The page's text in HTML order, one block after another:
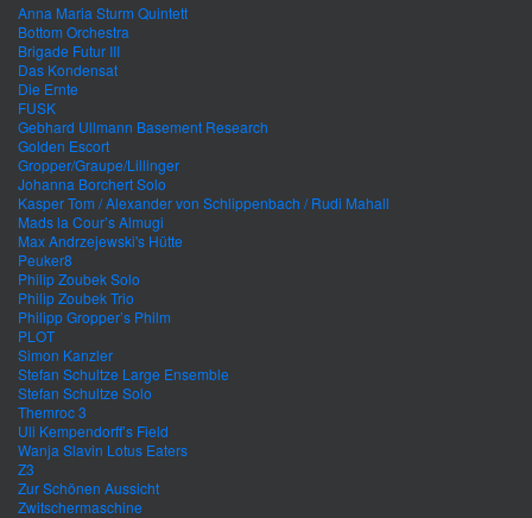
Anna Maria Sturm Quintett
Bottom Orchestra
Brigade Futur III
Das Kondensat
Die Ernte
FUSK
Gebhard Ullmann Basement Research
Golden Escort
Gropper/Graupe/Lillinger
Johanna Borchert Solo
Kasper Tom / Alexander von Schlippenbach / Rudi Mahall
Mads la Cour’s Almugi
Max Andrzejewski's Hütte
Peuker8
Philip Zoubek Solo
Philip Zoubek Trio
Philipp Gropper’s Philm
PLOT
Simon Kanzler
Stefan Schultze Large Ensemble
Stefan Schultze Solo
Themroc 3
Uli Kempendorff’s Field
Wanja Slavin Lotus Eaters
Z3
Zur Schönen Aussicht
Zwitschermaschine